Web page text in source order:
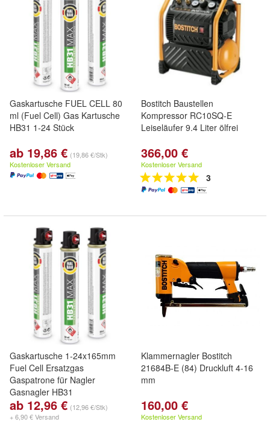
Gaskartusche FUEL CELL 80
ml (Fuel Cell) Gas Kartusche
HB31 1-24 Stück
ab 19,86 € (19,86 €/Stk)
Kostenloser Versand
Bostitch Baustellen
Kompressor RC10SQ-E
Leiseläufer 9.4 Liter ölfrei
366,00 €
Kostenloser Versand
3
Gaskartusche 1-24x165mm
Fuel Cell Ersatzgas
Gaspatrone für Nagler
Gasnagler HB31
ab 12,96 € (12,96 €/Stk)
+ 6,90 € Versand
Klammernagler Bostitch
21684B-E (84) Druckluft 4-16
mm
160,00 €
Kostenloser Versand